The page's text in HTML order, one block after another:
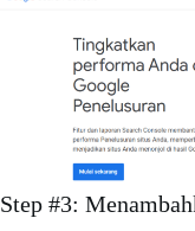
Step #3: